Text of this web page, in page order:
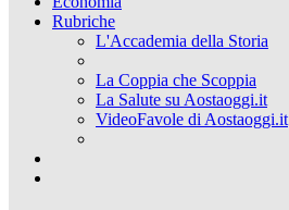
Rubriche
L'Accademia della Storia
La Coppia che Scoppia
La Salute su Aostaoggi.it
VideoFavole di Aostaoggi.it